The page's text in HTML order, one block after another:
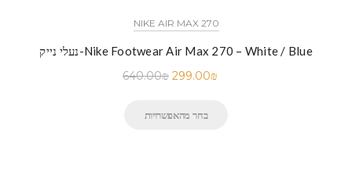
NIKE AIR MAX 270
נעלי נייק-Nike Footwear Air Max 270 – White / Blue
640.00₪ 299.00₪
בחר מהאפשרויות